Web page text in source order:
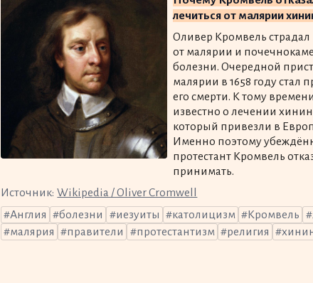
лечиться от малярии
Оливер Кромвель страдал
от малярии и
болезни. Очередной
малярии в 1658 году стал
его смерти. К тому
известно о лечении
который привезли в
Именно поэтому
протестант Кромвель
принимать.
Источник: Wikipedia / Oliver Cromwell
Англия
болезни иезуиты католицизм Кромвель
малярия
правители протестантизм религия